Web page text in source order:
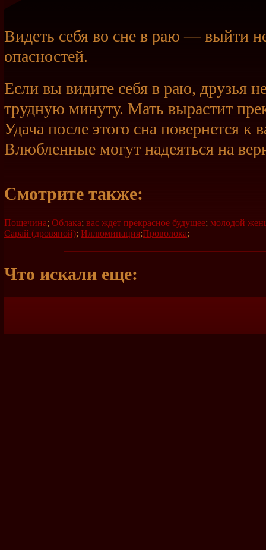
Видеть себя во сне в раю — выйти
опасностей.
Если вы видите себя в раю, друзья
трудную минуту. Мать вырастит
Удача после этого сна повернется к
Влюбленные могут надеяться на
Смотрите также:
Пощечина; Облака; вас ждет прекрасное будущее; молодой
Сарай (дровяной); Иллюминация;Проволока;
Что искали еще: